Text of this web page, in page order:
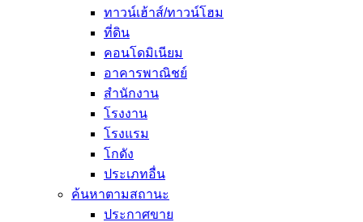
ทาวน์เฮ้าส์/ทาวน์โฮม
ที่ดิน
คอนโดมิเนียม
อาคารพาณิชย์
สำนักงาน
โรงงาน
โรงแรม
โกดัง
ประเภทอื่น
ค้นหาตามสถานะ
ประกาศขาย